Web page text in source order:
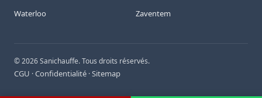
Waterloo
Zaventem
©2026Sanichauffe. Tous droits réservés.
CGU ·Confidentialité ·Sitemap